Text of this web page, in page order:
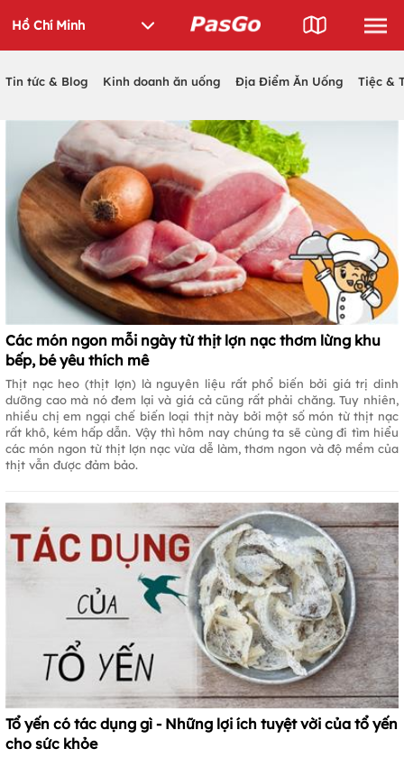
Tin tức & Blog Kinh doanh ăn uống Địa Điểm Ăn Uống Tiệc &
Các món ngon mỗi ngày từ thịt lợn nạc thơm lừng khu
bếp, bé yêu thích mê
Thịt nạc heo (thịt lợn) là nguyên liệu rất phổ biến bởi giá trị dinh
dưỡng cao mà nó đem lại và giá cả cũng rất phải chăng. Tuy nhiên,
nhiều chị em ngại chế biến loại thịt này bởi một số món từ thịt nạc
rất khô, kém hấp dẫn. Vậy thì hôm nay chúng ta sẽ cùng đi tìm hiểu
các món ngon từ thịt lợn nạc vừa dễ làm, thơm ngon và độ mềm của
thịt vẫn được đảm bảo.
Tổ yến có tác dụng gì - Những lợi ích tuyệt vời của tổ yến
cho sức khỏe